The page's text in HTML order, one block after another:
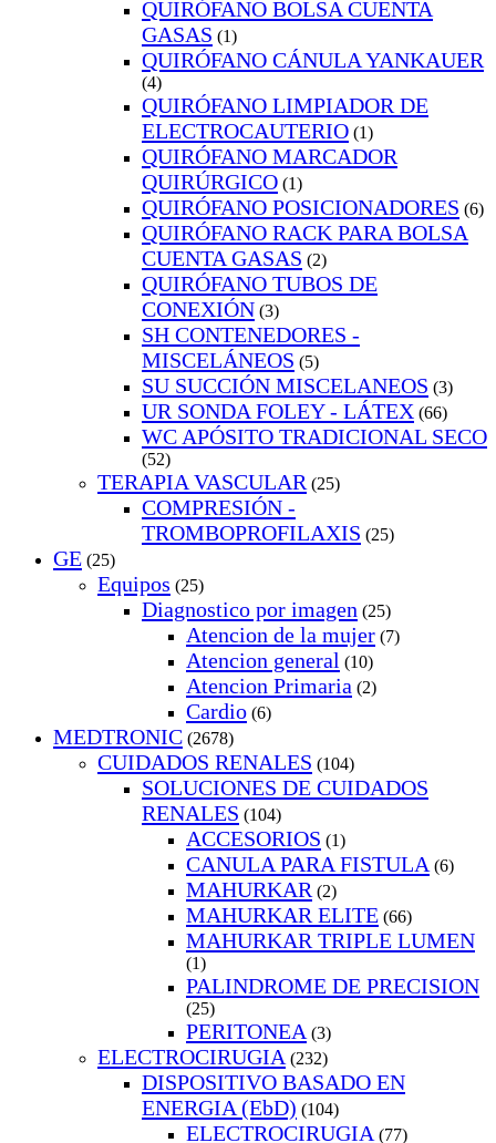
QUIRÓFANO BOLSA CUENTA
GASAS (1)
QUIRÓFANO CÁNULA YANKAUER
(4)
QUIRÓFANO LIMPIADOR DE
ELECTROCAUTERIO (1)
QUIRÓFANO MARCADOR
QUIRÚRGICO (1)
QUIRÓFANO POSICIONADORES (6)
QUIRÓFANO RACK PARA BOLSA
CUENTA GASAS (2)
QUIRÓFANO TUBOS DE
CONEXIÓN (3)
SH CONTENEDORES -
MISCELÁNEOS (5)
SU SUCCIÓN MISCELANEOS (3)
UR SONDA FOLEY - LÁTEX (66)
WC APÓSITO TRADICIONAL SECO
(52)
TERAPIA VASCULAR (25)
COMPRESIÓN -
TROMBOPROFILAXIS (25)
GE (25)
Equipos (25)
Diagnostico por imagen (25)
Atencion de la mujer (7)
Atencion general (10)
Atencion Primaria (2)
Cardio (6)
MEDTRONIC (2678)
CUIDADOS RENALES (104)
SOLUCIONES DE CUIDADOS
RENALES (104)
ACCESORIOS (1)
CANULA PARA FISTULA (6)
MAHURKAR (2)
MAHURKAR ELITE (66)
MAHURKAR TRIPLE LUMEN
(1)
PALINDROME DE PRECISION
(25)
PERITONEA (3)
ELECTROCIRUGIA (232)
DISPOSITIVO BASADO EN
ENERGIA (EbD) (104)
ELECTROCIRUGIA (77)